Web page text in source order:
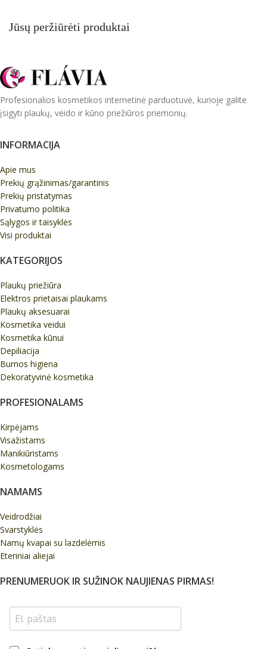
Jūsų peržiūrėti produktai
Profesionalios kosmetikos internetinė parduotuvė, kurioje galite
įsigyti plaukų, veido ir kūno priežiūros priemonių.
INFORMACIJA
Apie mus
Prekių grąžinimas/garantinis
Prekių pristatymas
Privatumo politika
Sąlygos ir taisyklės
Visi produktai
KATEGORIJOS
Plaukų priežiūra
Elektros prietaisai plaukams
Plaukų aksesuarai
Kosmetika veidui
Kosmetika kūnui
Depiliacija
Burnos higiena
Dekoratyvinė kosmetika
PROFESIONALAMS
Kirpėjams
Visažistams
Manikiūristams
Kosmetologams
NAMAMS
Veidrodžiai
Svarstyklės
Namų kvapai su lazdelėmis
Eteriniai aliejai
PRENUMERUOK IR SUŽINOK NAUJIENAS PIRMAS!